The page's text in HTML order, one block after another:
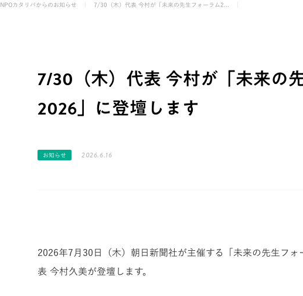
NPOカタリバからのお知らせ 7/30（木）代表 今村が「未来の先生フォーラム2...
7/30（木）代表 今村が「未来の
2026」に登壇します
お知らせ 2026.6.16
2026年7月30日（木）朝日新聞社が主催する「未来の先生フ
表 今村久美が登壇します。